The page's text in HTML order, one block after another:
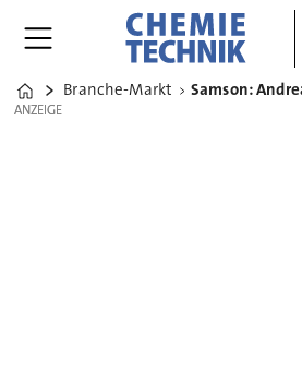
Home
Branche-Markt
ANZEIGE
ANZEIGE